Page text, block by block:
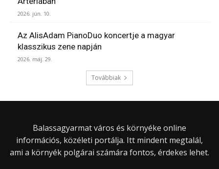
2026. jún. 10.
Az AlisAdam PianoDuo koncertje a magyar
klasszikus zene napján
2026. máj. 29.
Továbbiak
Balassagyarmat város és környéke online
információs, közéleti portálja. Itt mindent megtalál,
ami a környék polgárai számára fontos, érdekes lehet.